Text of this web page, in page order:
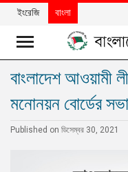
খবর
দলের
ইংরেজি বাংলা
বাংলাদেশ আওয়ামী
মনোনয়ন বোর্ডের সভা
Published on ডিসেম্বর 30, 2021